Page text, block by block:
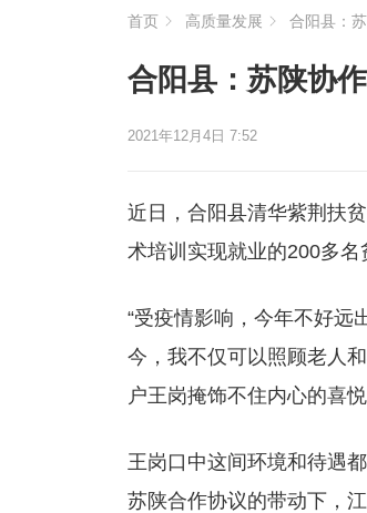
首页 高质量发展 合阳县：
合阳县：苏陕协
2021年12月4日 7:52
近日，合阳县清华紫荆扶
术培训实现就业的200多名
“受疫情影响，今年不好远
今，我不仅可以照顾老人
户王岗掩饰不住内心的喜悦
王岗口中这间环境和待遇
苏陕合作协议的带动下，